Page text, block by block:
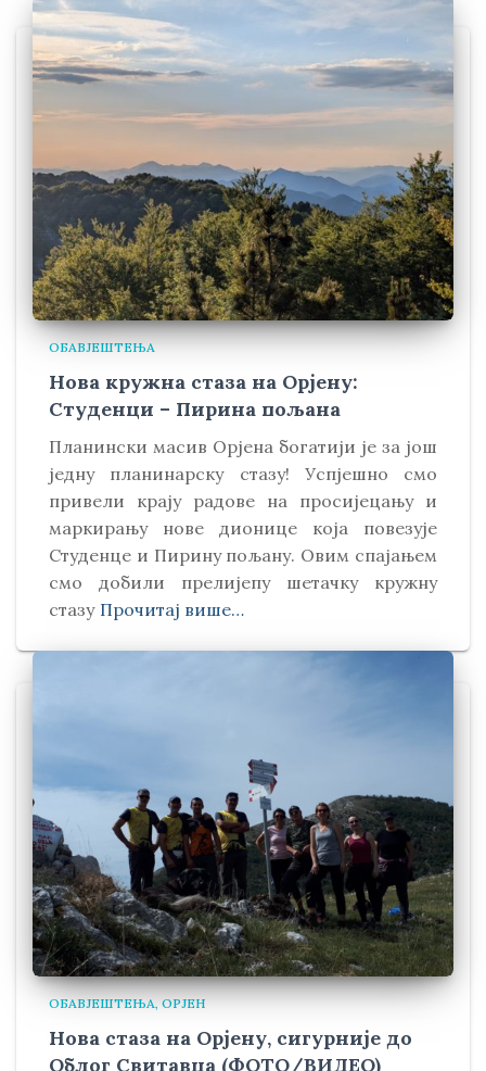
ОБАВЈЕШТЕЊА
Нова кружна стаза на Орјену:
Студенци – Пирина пољана
Планински масив Орјена богатији је за још
једну планинарску стазу! Успјешно смо
привели крају радове на просијецању и
маркирању нове дионице која повезује
Студенце и Пирину пољану. Овим спајањем
смо добили прелијепу шетачку кружну
стазу Прочитај више…
ОБАВЈЕШТЕЊА ОРЈЕН
Нова стаза на Орјену, сигурније до
Облог Свитавца (ФОТО/ВИДЕО)